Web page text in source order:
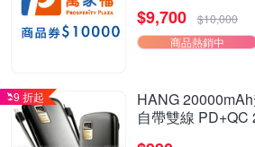
$9,700
$10,000
商品熱銷中
9 折起
HANG
自帶雙線